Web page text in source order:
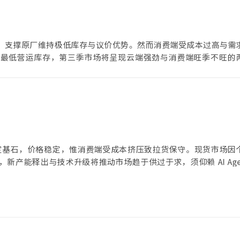
撑原厂维持极低库存与议价优势。然而消费端受成本过高与需
低营运库存，第三季市场将呈现云端强劲与消费端旺季不旺的
石，价格稳定，惟消费端受成本挤压致拉货保守。现货市场因
产能释出与技术升级将推动市场趋于供过于求，须仰赖 AI